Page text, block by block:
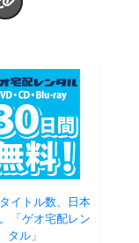
イトル数、日本
「ゲオ宅配レン
タル」